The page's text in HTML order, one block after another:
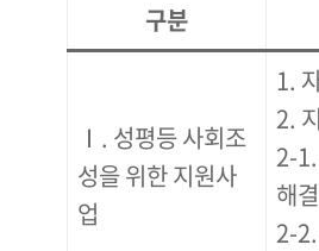
구분
Ⅰ. 성평등 사회조
성을 위한 지원사
업
1.
2.
2-
해결
2-